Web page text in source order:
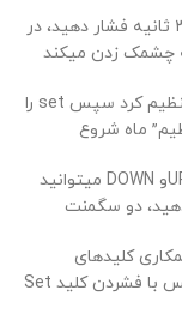
در هنگام نمایش تاریخ کلید تنظیم را به مدت ۳ ثانیه فشار دهید، در
چشمک زدن میکند
به وسیله ی کلید DOWN,UP میتوان “سال” را تنظیم کرد سپس set را
ماه شروع
به چشمک زدن میکند ، به وسیله ی کلیدهای UPو DOWN میتوانید
کلیدهای